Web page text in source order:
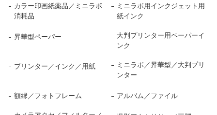
カラー印画紙薬品／ミニラボ
消耗品
ミニラボ用インクジェット用
紙インク
昇華型ペーパー
大判プリンター用ペーパーイ
ンク
プリンター／インク／用紙
ミニラボ／昇華型／大判プリ
ンター
額縁／フォトフレーム アルバム／ファイル